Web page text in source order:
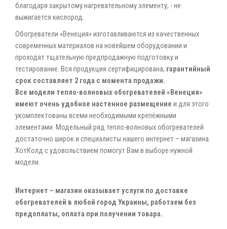
благодаря закрытому нагревательному элементу, - не
выжигается кислород.
Обогреватели «Венеция» изготавливаются из качественных
современных материалов на новейшем оборудовании и
проходят тщательную предпродажную подготовку и
тестирование. Вся продукция сертифицирована, гарантийный
срок составляет 2 года с момента продажи.
Все модели тепло-волновых обогревателей «Венеция»
имеют очень удобное настенное размещение и для этого
укомплектованы всеми необходимыми крепёжными
элементами. Модельный ряд тепло-волновых обогревателей
достаточно широк и специалисты нашего интернет – магазина
ХотКолд с удовольствием помогут Вам в выборе нужной
модели.
Интернет – магазин оказывает услуги по доставке
обогревателей в любой город Украины, работаем без
предоплаты, оплата при получении товара.